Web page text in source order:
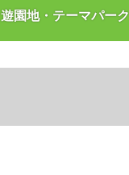
遊園地・テーマパーク